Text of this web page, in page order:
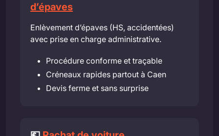
d’épaves
Enlèvement d’épaves (HS, accidentées)
avec prise en charge administrative.
Procédure conforme et traçable
Créneaux rapides partout à Caen
Devis ferme et sans surprise